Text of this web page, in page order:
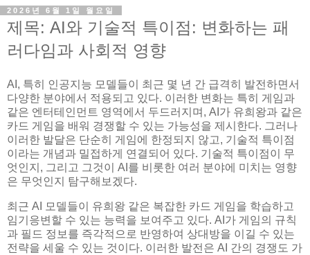
2026년 6월 1일 월요일
제목: AI와 기술적 특이점: 변화하는 패
러다임과 사회적 영향
AI, 특히 인공지능 모델들이 최근 몇 년 간 급격히 발전하면서
다양한 분야에서 적용되고 있다. 이러한 변화는 특히 게임과
같은 엔터테인먼트 영역에서 두드러지며, AI가 유희왕과 같은
카드 게임을 배워 경쟁할 수 있는 가능성을 제시한다. 그러나
이러한 발달은 단순히 게임에 한정되지 않고, 기술적 특이점
이라는 개념과 밀접하게 연결되어 있다. 기술적 특이점이 무
엇인지, 그리고 그것이 AI를 비롯한 여러 분야에 미치는 영향
은 무엇인지 탐구해보겠다.
최근 AI 모델들이 유희왕 같은 복잡한 카드 게임을 학습하고
임기응변할 수 있는 능력을 보여주고 있다. AI가 게임의 규칙
과 필드 정보를 즉각적으로 반영하여 상대방을 이길 수 있는
전략을 세울 수 있는 것이다. 이러한 발전은 AI 간의 경쟁도 가